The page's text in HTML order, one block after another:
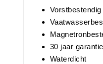
Vorstbestendig
30 jaar garantie
Waterdicht